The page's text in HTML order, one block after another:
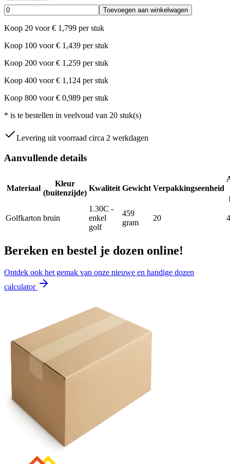
Toevoegen aan winkelwagen
Koop 20 voor € 1,799 per stuk
Koop 100 voor € 1,439 per stuk
Koop 200 voor € 1,259 per stuk
Koop 400 voor € 1,124 per stuk
Koop 800 voor € 0,989 per stuk
* is te bestellen in veelvoud van 20 stuk(s)
Levering uit voorraad circa 2 werkdagen
Aanvullende details
Materiaal
Kleur
(buitenzijde)
Kwaliteit Gewicht Verpakkingseenheid
Golfkarton bruin
1.30C -
enkel
golf
459
gram
20
Bereken en bestel je dozen online!
Ontdek ook het gemak van onze nieuwe en handige dozen
calculator